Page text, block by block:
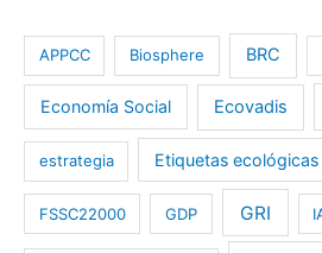
APPCC Biosphere BRC
Economía Social Ecovadis
estrategia Etiquetas ecológicas
FSSC22000 GDP GRI